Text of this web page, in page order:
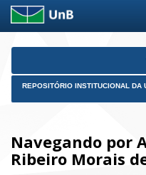
Skip
REPOSITÓRIO INSTITUCIONAL DA
Navegando por
Ribeiro Morais